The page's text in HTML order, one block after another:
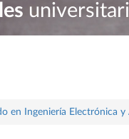
en Ingeniería Electrónica